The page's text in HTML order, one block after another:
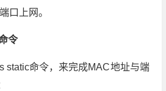
口上网。
令
static命令，来完成MAC地址与端